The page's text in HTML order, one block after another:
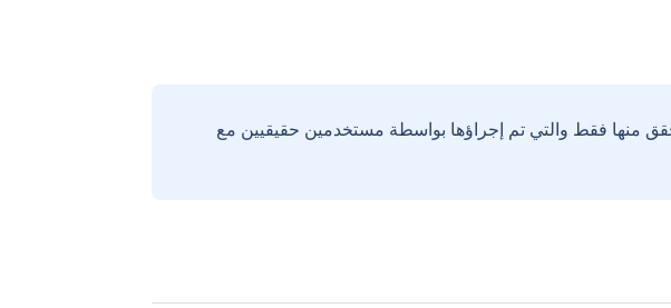
منها فقط والتي تم إجراؤها بواسطة مستخدمين حقيقيين مع